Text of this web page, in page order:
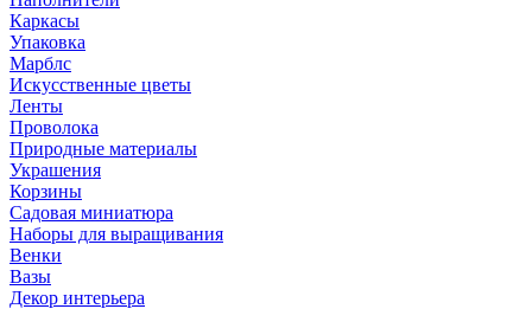
Каркасы
Упаковка
Марблс
Искусственные цветы
Ленты
Проволока
Природные материалы
Украшения
Корзины
Садовая миниатюра
Наборы для выращивания
Венки
Вазы
Декор интерьера